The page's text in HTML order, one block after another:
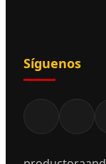
Síguenos